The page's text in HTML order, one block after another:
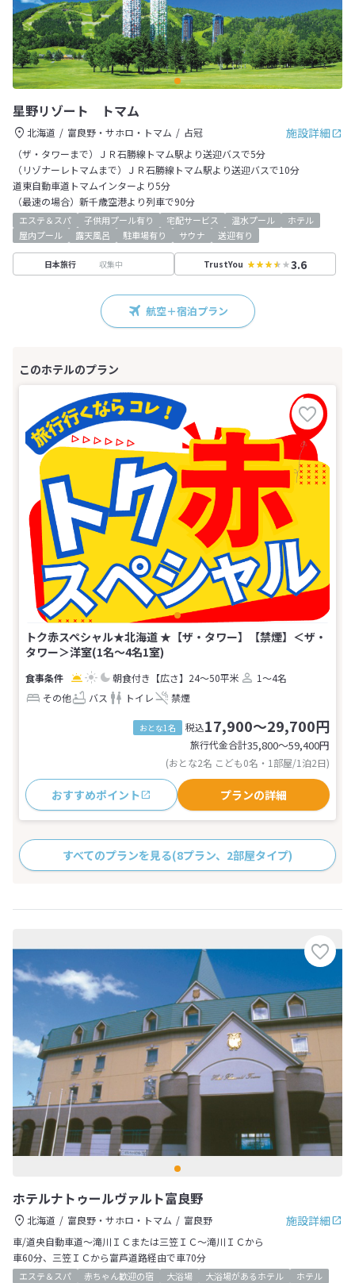
星野リゾート トマム
施設詳細
北海道 富良野・サホロ・トマム
占冠
（ザ・タワーまで）ＪＲ石勝線トマム駅より送迎バスで5分
（リゾナーレトマムまで）ＪＲ石勝線トマム駅より送迎バスで10分
道東自動車道トマムインターより5分
（最速の場合）新千歳空港より列車で90分
エステ＆スパ 子供用プール有り 宅配サービス 温水プール
ホテル
屋内プール
露天風呂 駐車場有り サウナ 送迎有り
日本旅行 収集中 TrustYou 3.6
航空＋宿泊プラン
トク赤スペシャル★北海道 ★【ザ・タワー】【禁煙】＜ザ・
タワー＞洋室(1名～4名1室)
朝食付き 【広さ】24～50平米
1～4名
その他
バス トイレ 禁煙
おとな1名 税込17,900～29,700円
旅行代金合計35,800〜59,400円
(おとな2名 こども0名・1部屋/1泊2日)
おすすめポイント プランの詳細
すべてのプランを見る(8プラン、2部屋タイプ)
ホテルナトゥールヴァルト富良野
施設詳細
北海道 富良野・サホロ・トマム
富良野
車/道央自動車道～滝川ＩＣまたは三笠ＩＣ～滝川ＩＣから
車60分、三笠ＩＣから富芦道路経由で車70分
エステ＆スパ 赤ちゃん歓迎の宿 大浴場 大浴場があるホテル
ホテル